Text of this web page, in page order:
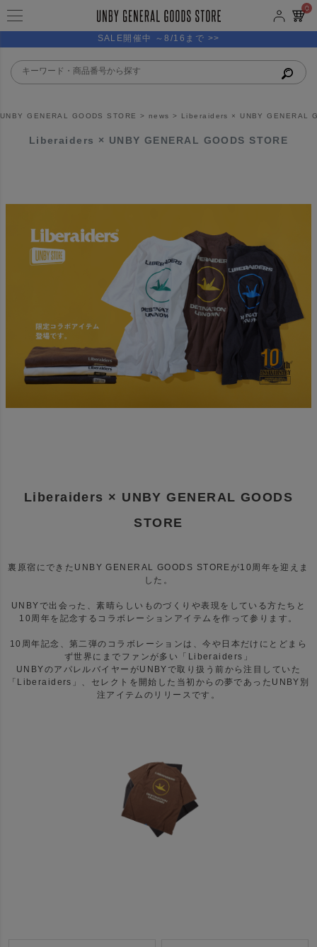
0
SALE開催中 ～8/16まで >>
UNBY GENERAL GOODS STORE news Liberaiders × UNBY GENERAL
Liberaiders × UNBY GENERAL GOODS STORE
Liberaiders × UNBY GENERAL GOODS
STORE
裏原宿にできたUNBY GENERAL GOODS STOREが10周年を迎えま
した。
UNBYで出会った、素晴らしいものづくりや表現をしている方たちと
10周年を記念するコラボレーションアイテムを作って参ります。
10周年記念、第二弾のコラボレーションは、今や日本だけにとどまら
ず世界にまでファンが多い「Liberaiders」
UNBYのアパレルバイヤーがUNBYで取り扱う前から注目していた
「Liberaiders」、セレクトを開始した当初からの夢であったUNBY別
注アイテムのリリースです。